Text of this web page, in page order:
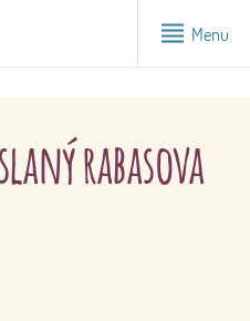
Menu
rabasova